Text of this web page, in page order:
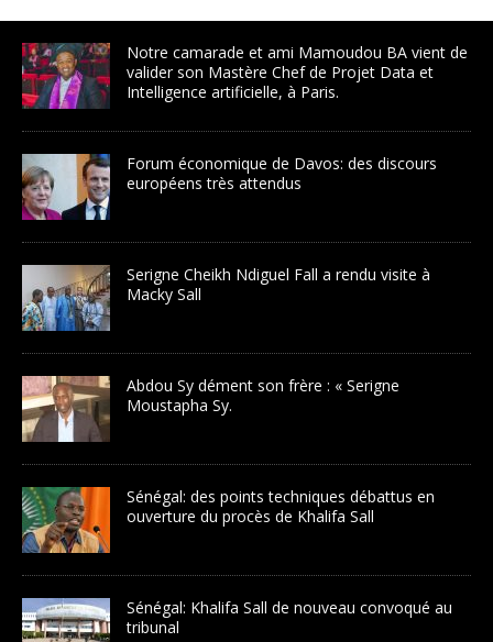
Notre camarade et ami Mamoudou BA vient de
valider son Mastère Chef de Projet Data et
Intelligence artificielle, à Paris.
Forum économique de Davos: des discours
européens très attendus
Serigne Cheikh Ndiguel Fall a rendu visite à
Macky Sall
Abdou Sy dément son frère : « Serigne
Moustapha Sy.
Sénégal: des points techniques débattus en
ouverture du procès de Khalifa Sall
Sénégal: Khalifa Sall de nouveau convoqué au
tribunal